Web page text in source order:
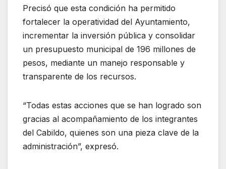
Precisó que esta condición ha permitido
fortalecer la operatividad del Ayuntamiento,
incrementar la inversión pública y consolidar
un presupuesto municipal de 196 millones de
pesos, mediante un manejo responsable y
transparente de los recursos.
“Todas estas acciones que se han logrado son
gracias al acompañamiento de los integrantes
del Cabildo, quienes son una pieza clave de la
administración”, expresó.